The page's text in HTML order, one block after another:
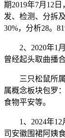
期2019年7月12
发、检测、分拆
30%，分析28。
2、2020年1月
曾经起头取曲播
三只松鼠所属
属概念板块包罗
食物平安等。
1、2024年12
司安徽围裙阿姨